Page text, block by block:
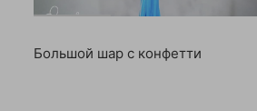
Большой шар с конфетти